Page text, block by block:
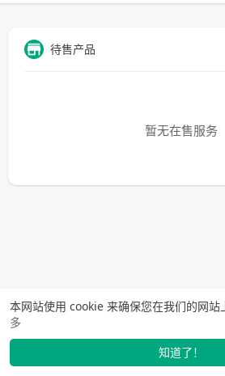
本网站使用 cookie 来确保您在我们的网站
多
知道了！
待售产品
暂无在售服务
发布